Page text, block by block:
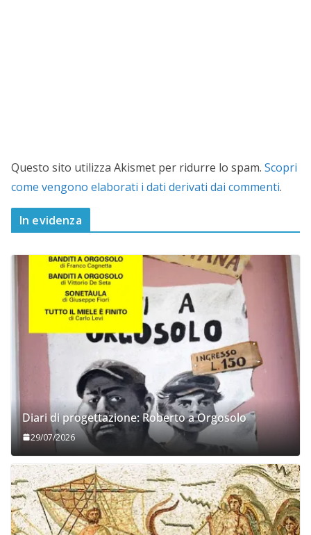
Questo sito utilizza Akismet per ridurre lo spam. Scopri
come vengono elaborati i dati derivati dai commenti.
In evidenza
Diari di progettazione: Roberto a Orgosolo
29/07/2026